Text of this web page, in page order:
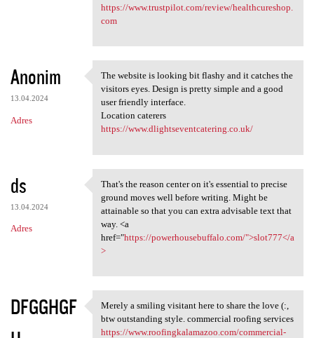
https://www.trustpilot.com/review/healthcureshop.
com
Anonim
13.04.2024
Adres
The website is looking bit
The website is looking bit flashy and it catches the
visitors eyes. Design is pretty simple and a good
user friendly interface.
Location caterers
https://www.dlightseventcatering.co.uk/
ds
13.04.2024
Adres
That's the reason center on
That's the reason center on it's essential to precise
ground moves well before writing. Might be
attainable so that you can extra advisable text that
way. <a
href="https://powerhousebuffalo.com/">slot777</a
>
DFGGHGF
Merely a smiling visitant
Merely a smiling visitant here to share the love (:,
btw outstanding style. commercial roofing services
https://www.roofingkalamazoo.com/commercial-